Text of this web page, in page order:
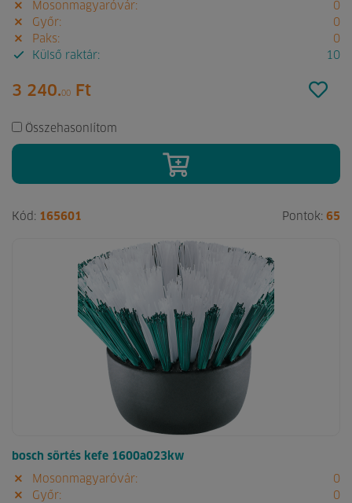
Mosonmagyaróvár:
0
Győr:
0
Paks:
0
Külső raktár:
10
3 240.00 Ft
Összehasonlítom
Kód: 165601 Pontok: 65
bosch sörtés kefe 1600a023kw
Mosonmagyaróvár:
0
Győr:
0